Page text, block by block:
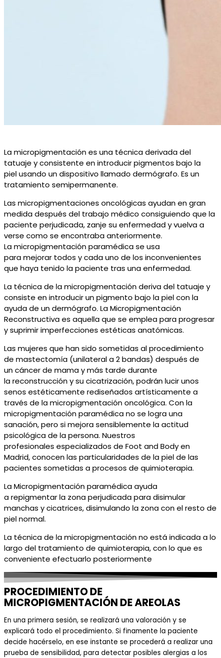
La micropigmentación es una técnicaderivadadel
tatuaje y consistente en introducir pigmentos bajo la
pielusando un dispositivo llamado dermógrafo. Es un
tratamiento semipermanente.
Las micropigmentaciones oncológicas ayudan en gran
medidadespués del trabajo médico consiguiendo que la
paciente perjudicada, zanje su enfermedad y vuelva a
verse como se encontrabaanteriormente.
Lamicropigmentación paramédicase usa
paramejorar todos y cada uno de los inconvenientes
que haya tenido lapaciente tras una enfermedad.
La técnica de la micropigmentación deriva del tatuaje y
consiste en introducir un pigmento bajo la piel con la
ayuda de undermógrafo. La Micropigmentación
Reconstructiva es aquella que se emplea para progresar
y suprimir imperfecciones estéticas anatómicas.
Las mujeres que han sido sometidas al procedimiento
de mastectomía (unilateral a 2 bandas) después de
uncáncer de mama y más tarde durante
lareconstrucción y su cicatrización,podránlucirunos
senos estéticamente rediseñados artísticamente a
través de lamicropigmentación oncológica. Con la
micropigmentación paramédica no se logra una
sanación,pero si mejora sensiblemente la actitud
psicológica de la persona. Nuestros
profesionales especializados de Foot andBodyen
Madrid,conocen las particularidades de la piel de las
pacientes sometidas a procesos de quimioterapia.
La Micropigmentación paramédicaayuda
arepigmentarla zona perjudicada para disimular
manchas y cicatrices,disimulando la zona con el resto de
piel normal.
La técnica de la micropigmentación no está indicada a lo
largo del tratamiento de quimioterapia, con lo que es
conveniente efectuarlo posteriormente
PROCEDIMIENTO DE
MICROPIGMENTACIÓN DE AREOLAS
En una primera sesión, se realizará una valoración y se
explicará todo el procedimiento. Si finamente la paciente
decide hacérselo, en ese instante se procederá a realizar una
prueba de sensibilidad, para detectar posibles alergias a los